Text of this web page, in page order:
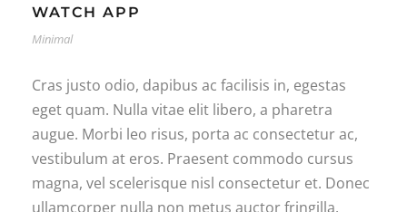
WATCH APP
Minimal
Cras justo odio, dapibus ac facilisis in, egestas
eget quam. Nulla vitae elit libero, a pharetra
augue. Morbi leo risus, porta ac consectetur ac,
vestibulum at eros. Praesent commodo cursus
magna, vel scelerisque nisl consectetur et. Donec
ullamcorper nulla non metus auctor fringilla.